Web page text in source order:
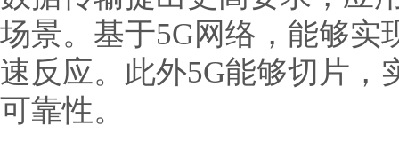
场景。基于5G网络，能够实
速反应。此外5G能够切片，
可靠性。